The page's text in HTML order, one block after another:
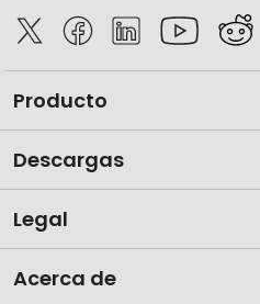
Producto
Descargas
Legal
Acerca de